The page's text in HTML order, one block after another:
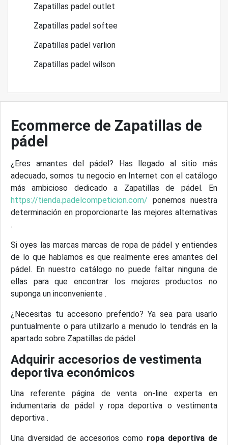
Zapatillas padel outlet
Zapatillas padel softee
Zapatillas padel varlion
Zapatillas padel wilson
Ecommerce de Zapatillas de
pádel
¿Eres amantes del pádel? Has llegado al sitio más
adecuado, somos tu negocio en Internet con el catálogo
más ambicioso dedicado a Zapatillas de pádel. En
https://tienda.padelcompeticion.com/ ponemos nuestra
determinación en proporcionarte las mejores alternativas
.
Si oyes las marcas marcas de ropa de pádel y entiendes
de lo que hablamos es que realmente eres amantes del
pádel. En nuestro catálogo no puede faltar ninguna de
ellas para que encontrar los mejores productos no
suponga un inconveniente .
¿Necesitas tu accesorio preferido? Ya sea para usarlo
puntualmente o para utilizarlo a menudo lo tendrás en la
apartado sobre Zapatillas de pádel .
Adquirir accesorios de vestimenta
deportiva económicos
Una referente página de venta on-line experta en
indumentaria de pádel y ropa deportiva o vestimenta
deportiva .
Una diversidad de accesorios como ropa deportiva de